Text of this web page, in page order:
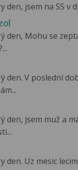
den, jsem na SS v
den, Mohu se
den. V poslední
den, jsem muž a
den. Uz mesic